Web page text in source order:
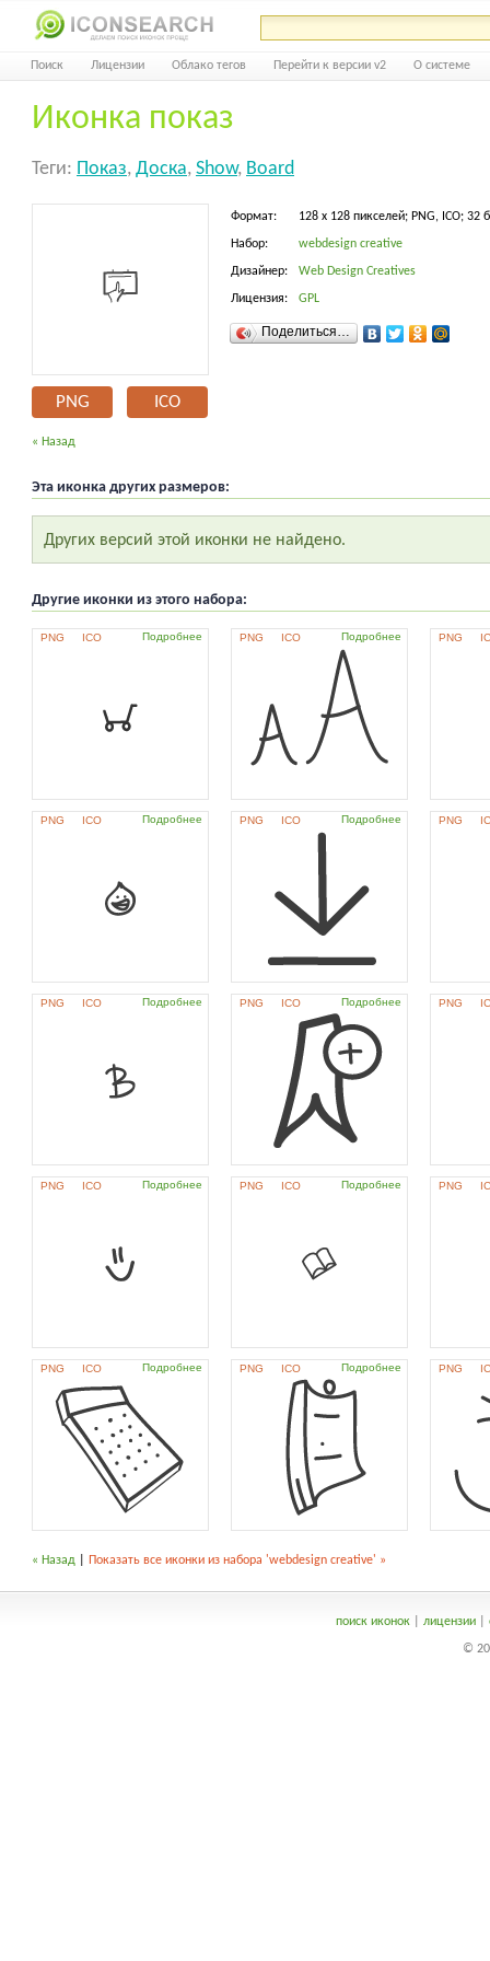
Поиск Лицензии Облако тегов Перейти к версии v2 О системе
Иконка показ
Теги: Показ, Доска, Show, Board
PNG ICO
Формат: 128 x 128 пикселей; PNG, ICO; 32
Набор: webdesign creative
Дизайнер: Web Design Creatives
Лицензия: GPL
Поделиться…
« Назад
Эта иконка других размеров:
Других версий этой иконки не найдено.
Другие иконки из этого набора:
PNG ICO Подробнее PNG ICO Подробнее PNG
PNG ICO Подробнее PNG ICO Подробнее PNG
PNG ICO Подробнее PNG ICO Подробнее PNG
PNG ICO Подробнее PNG ICO Подробнее PNG
PNG ICO Подробнее PNG ICO Подробнее PNG
« Назад Показать все иконки из набора 'webdesign creative' »
поиск иконок| лицензии|
©